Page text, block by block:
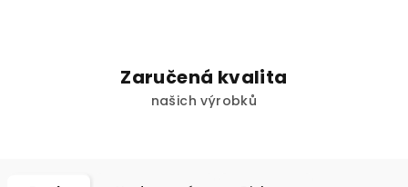
Zaručená kvalita
našich výrobků